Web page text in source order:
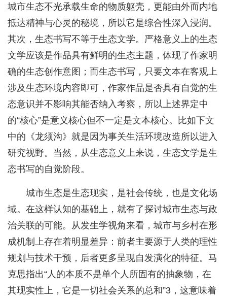
城市生态不光承载生命的物质躯壳，更能由外而内地
抵达精神与心灵的秘境，所以它是综合性深入浸润。
其次，生态书写不等于生态文学。严格意义上的生态
文学应该是作品具有鲜明的生态主题，体现了作家明
确的生态创作意图；而生态书写，只要文本在客观上
涉及生态环境内容即可，作家作品是否具有自觉的生
态意识并不影响其能否纳入考察，所以上述界定中
的“核心”是意义核心但不一定是文本核心。比如下文
中的《龙须沟》就是因为事关生活环境改造所以进入
研究视野。当然，从生态意义上来说，生态文学是生
态书写的自觉阶段。
城市生态是生态现实，是社会传统，也是文化场
域。在这样认知的基础上，就有了探讨城市生态与政
治关联的可能。从发生学视角来看，城市与乡村在形
成机制上存在着明显差异：前者主要源于人类的理性
规划与技术干预，后者更多呈现自发演化的特征。马
克思指出“人的本质不是单个人所固有的抽象物，在
其现实性上，它是一切社会关系的总和”3，这意味着